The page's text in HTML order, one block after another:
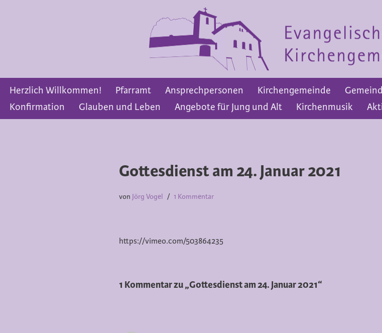
Herzlich Willkommen! Pfarramt Ansprechpersonen Kirchengemeinde
Konfirmation
Glauben und Leben Angebote für Jung und Alt Kirchenmusik
Christuskirche und
Gottesdienst am 24. Januar 2021
von Jörg Vogel 1 Kommentar
https://vimeo.com/503864235
1 Kommentar zu „Gottesdienst am 24. Januar 2021“